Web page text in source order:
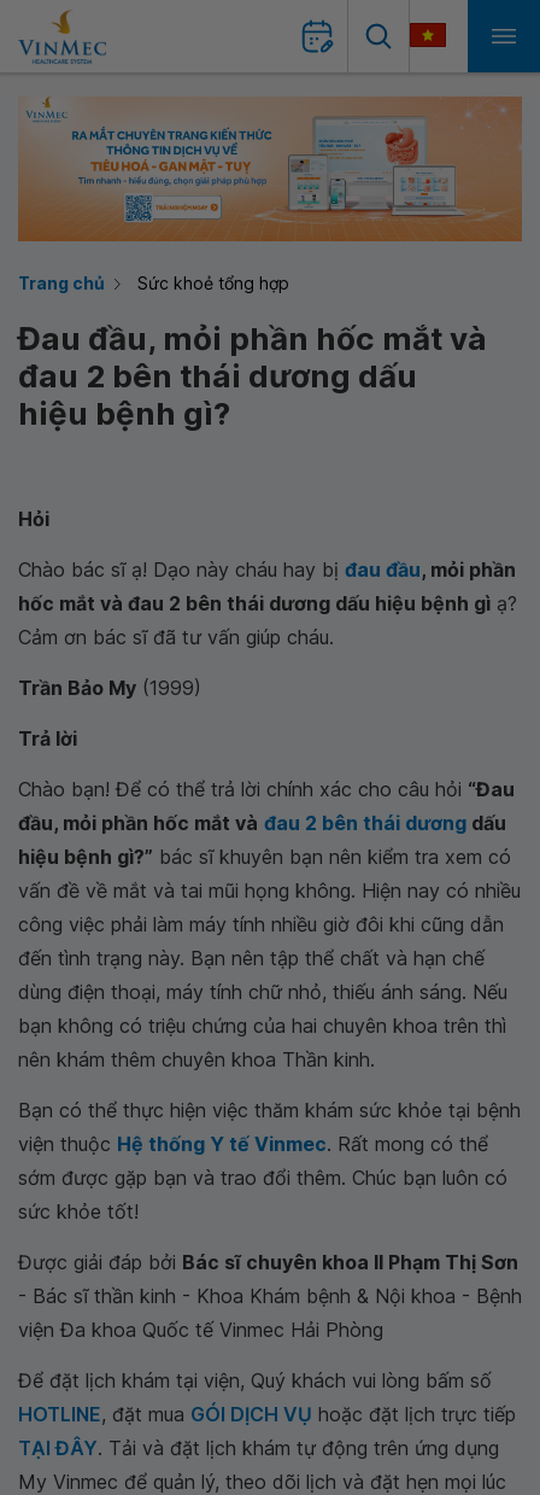
Trang chủ Sức khoẻ tổng hợp
Đau đầu, mỏi phần hốc mắt và
đau 2 bên thái dương dấu
hiệu bệnh gì?
Hỏi
Chào bác sĩ ạ! Dạo này cháu hay bị đau đầu, mỏi phần
hốc mắt và đau 2 bên thái dương dấu hiệu bệnh gì ạ?
Cảm ơn bác sĩ đã tư vấn giúp cháu.
Trần Bảo My (1999)
Trả lời
Chào bạn! Để có thể trả lời chính xác cho câu hỏi “Đau
đầu, mỏi phần hốc mắt và đau 2 bên thái dương dấu
hiệu bệnh gì?” bác sĩ khuyên bạn nên kiểm tra xem có
vấn đề về mắt và tai mũi họng không. Hiện nay có nhiều
công việc phải làm máy tính nhiều giờ đôi khi cũng dẫn
đến tình trạng này. Bạn nên tập thể chất và hạn chế
dùng điện thoại, máy tính chữ nhỏ, thiếu ánh sáng. Nếu
bạn không có triệu chứng của hai chuyên khoa trên thì
nên khám thêm chuyên khoa Thần kinh.
Bạn có thể thực hiện việc thăm khám sức khỏe tại bệnh
viện thuộc Hệ thống Y tế Vinmec. Rất mong có thể
sớm được gặp bạn và trao đổi thêm. Chúc bạn luôn có
sức khỏe tốt!
Được giải đáp bởi Bác sĩ chuyên khoa II Phạm Thị Sơn
- Bác sĩ thần kinh - Khoa Khám bệnh & Nội khoa - Bệnh
viện Đa khoa Quốc tế Vinmec Hải Phòng
Để đặt lịch khám tại viện, Quý khách vui lòng bấm số
HOTLINE, đặt mua GÓI DỊCH VỤ hoặc đặt lịch trực tiếp
TẠI ĐÂY. Tải và đặt lịch khám tự động trên ứng dụng
My Vinmec để quản lý, theo dõi lịch và đặt hẹn mọi lúc